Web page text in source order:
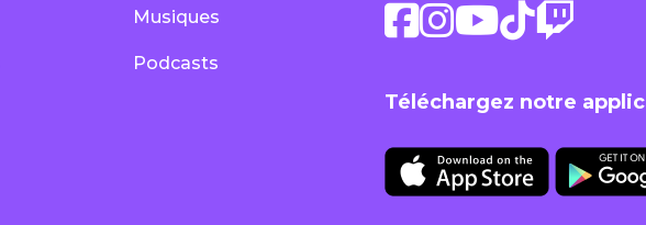
Musiques
Podcasts
Téléchargez notre